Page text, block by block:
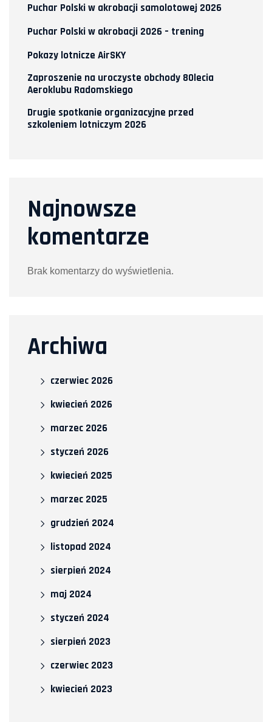
Puchar Polski w akrobacji samolotowej 2026
Puchar Polski w akrobacji 2026 – trening
Pokazy lotnicze AirSKY
Zaproszenie na uroczyste obchody 80lecia
Aeroklubu Radomskiego
Drugie spotkanie organizacyjne przed
szkoleniem lotniczym 2026
Najnowsze
komentarze
Brak komentarzy do wyświetlenia.
Archiwa
czerwiec 2026
kwiecień 2026
marzec 2026
styczeń 2026
kwiecień 2025
marzec 2025
grudzień 2024
listopad 2024
sierpień 2024
maj 2024
styczeń 2024
sierpień 2023
czerwiec 2023
kwiecień 2023